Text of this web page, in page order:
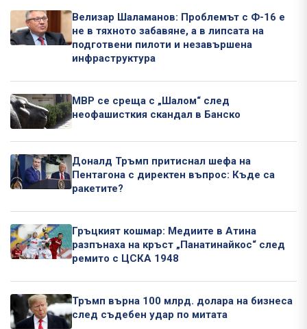
Велизар Шаламанов: Проблемът с Ф-16 е
не в тяхното забавяне, а в липсата на
подготвени пилоти и незавършена
инфраструктура
МВР се среща с „Шалом“ след
неофашисткия скандал в Банско
Доналд Тръмп притиснал шефа на
Пентагона с директен въпрос: Къде са
ракетите?
Гръцкият кошмар: Медиите в Атина
разпънаха на кръст „Панатинайкос“ след
ремито с ЦСКА 1948
Тръмп върна 100 млрд. долара на бизнеса
след съдебен удар по митата